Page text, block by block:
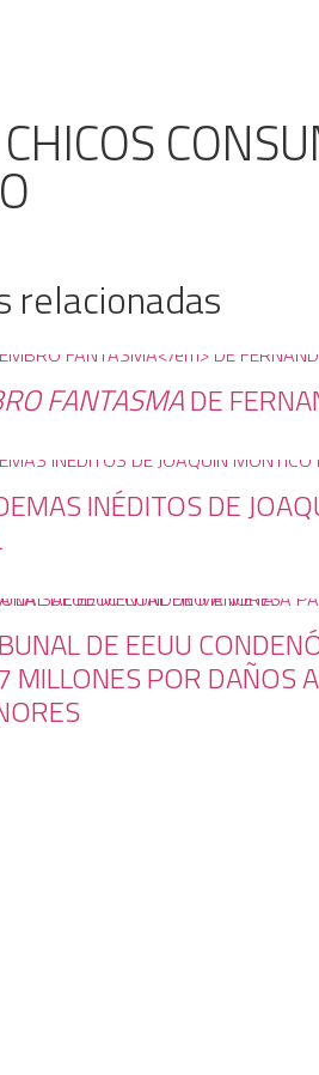
relacionadas
FANTASMADE
INÉDITOS DE
DE EEUU
MILLONES POR DAÑOS